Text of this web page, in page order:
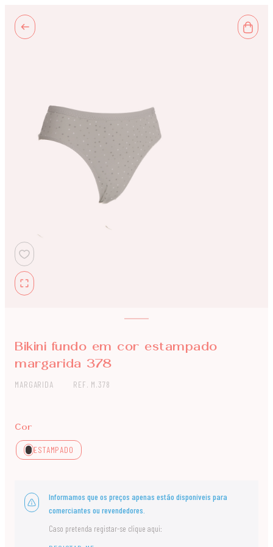
Bikini fundo em cor estampado
margarida 378
MARGARIDA REF. M.378
Cor
ESTAMPADO
Informamos que os preços apenas estão disponíveis para
comerciantes ou revendedores.
Caso pretenda registar-se clique aqui: